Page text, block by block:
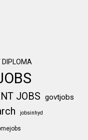
DIPLOMA
JOBS govtjobs
jobsinhyd